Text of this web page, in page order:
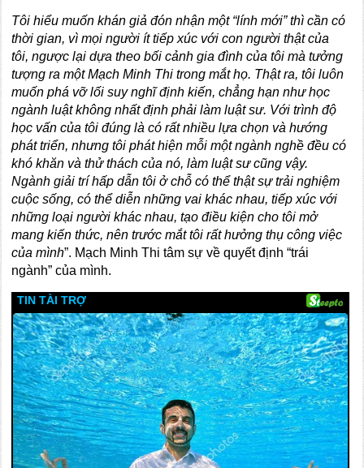
Tôi hiểu muốn khán giả đón nhận một “lính mới” thì cần có
thời gian, vì mọi người ít tiếp xúc với con người thật của
tôi, ngược lại dựa theo bối cảnh gia đình của tôi mà tưởng
tượng ra một Mạch Minh Thi trong mắt họ. Thật ra, tôi luôn
muốn phá vỡ lối suy nghĩ định kiến, chẳng hạn như học
ngành luật không nhất định phải làm luật sư. Với trình độ
học vấn của tôi đúng là có rất nhiều lựa chọn và hướng
phát triển, nhưng tôi phát hiện mỗi một ngành nghề đều có
khó khăn và thử thách của nó, làm luật sư cũng vậy.
Ngành giải trí hấp dẫn tôi ở chỗ có thể thật sự trải nghiệm
cuộc sống, có thể diễn những vai khác nhau, tiếp xúc với
những loại người khác nhau, tạo điều kiện cho tôi mở
mang kiến thức, nên trước mắt tôi rất hưởng thụ công việc
của mình”. Mạch Minh Thi tâm sự về quyết định “trái
ngành” của mình.